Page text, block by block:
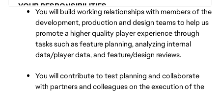
YOUR RESPONSIBILITIES
You will build working relationships with members of the
development, production and design teams to help us
promote a higher quality player experience through
tasks such as feature planning, analyzing internal
data/player data, and feature/design reviews.
You will contribute to test planning and collaborate
with partners and colleagues on the execution of the